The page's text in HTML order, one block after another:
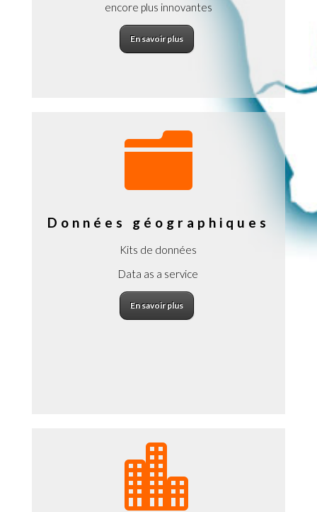
encore plus innovantes
En savoir plus

Données géographiques
Kits de données
Data as a service
En savoir plus
